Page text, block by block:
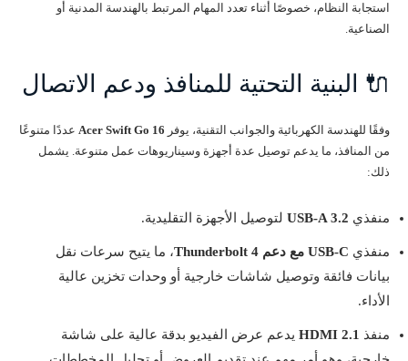
استجابة النظام، خصوصًا أثناء تعدد المهام المرتبط بالهندسة المدنية أو
الصناعية.
🔌 البنية التحتية للمنافذ ودعم الاتصال
وفقًا للهندسة الكهربائية والجوانب التقنية، يوفر Acer Swift Go 16 عددًا متنوعًا
من المنافذ، ما يدعم توصيل عدة أجهزة وسيناريوهات عمل متنوعة. يشمل
ذلك:
منفذي USB-A 3.2 لتوصيل الأجهزة التقليدية.
منفذي USB-C مع دعم Thunderbolt 4
، ما يتيح سرعات نقل
بيانات فائقة وتوصيل شاشات خارجية أو وحدات تخزين عالية
الأداء.
منفذ HDMI 2.1 يدعم عرض الفيديو بدقة عالية على شاشة